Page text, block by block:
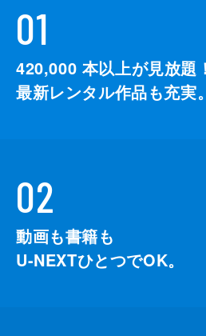
01
420,000 本以上が見放題！
最新レンタル作品も充実。
02
動画も書籍も
U-NEXTひとつでOK。